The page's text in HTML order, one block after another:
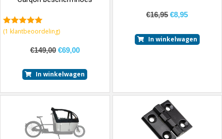
5.00van 5
(1 klantbeoordeling)
€149,00 €69,00
In winkelwagen
€16,95 €8,95
In winkelwagen